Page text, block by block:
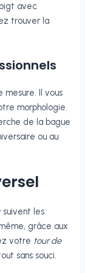
avec
trouver la
mesure. Il vous
morphologie.
de la bague
ou au
suivent les
grâce aux
votre tour de
sans souci.